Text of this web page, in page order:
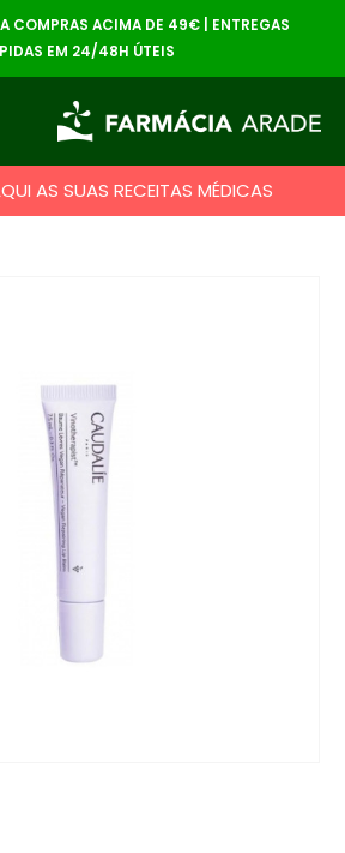
COMPRAS ACIMA DE 49€ | ENTREGAS
EM 24/48H ÚTEIS
AS SUAS RECEITAS MÉDICAS